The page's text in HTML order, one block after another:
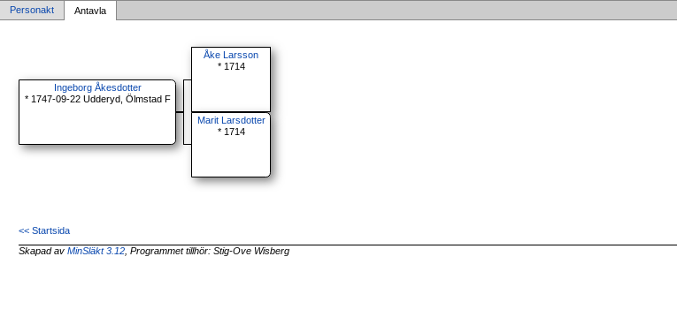
Personakt Antavla
Ingeborg Åkesdotter
* 1747-09-22 Udderyd, Ölmstad F
Åke Larsson
* 1714
Marit Larsdotter
* 1714
<< Startsida
Skapad avMinSläkt 3.12 , Programmet tillhör: Stig-Ove Wisberg